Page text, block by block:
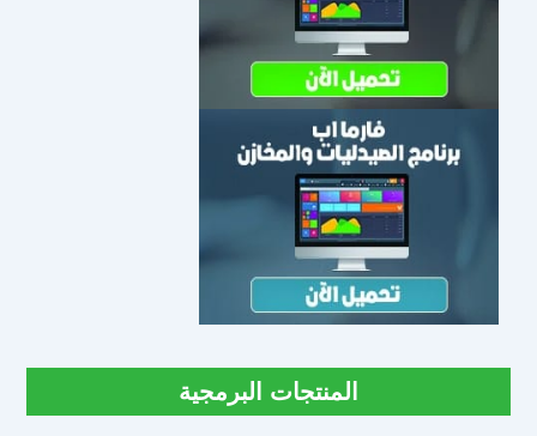
المنتجات البرمجية